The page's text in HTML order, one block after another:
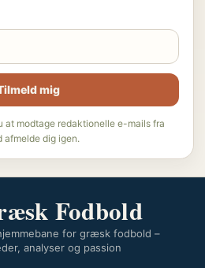
mig
at modtage redaktionelle e-mails fra
dig igen.
Fodbold
for græsk fodbold –
analyser og passion